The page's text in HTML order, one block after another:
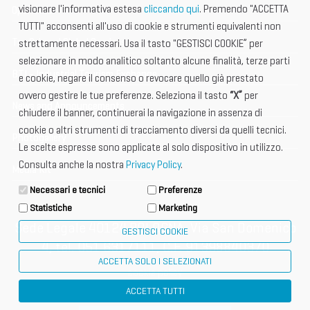
Open Hub
Tax & Legal Global Services
BTI - Industrial Tourism Exchange
News and Announcements
Photogallery
Media Kit
Sede Legale 40124 BOLOGNA, Via San Domenico
4, tel. 051 6317111, C.F. 91398840370
cookie policy
visionare l'informativa estesa cliccando qui. Premendo "ACCETTA
TUTTI" acconsenti all'uso di cookie e strumenti equivalenti non
strettamente necessari. Usa il tasto "GESTISCI COOKIE” per
selezionare in modo analitico soltanto alcune finalità, terze parti
e cookie, negare il consenso o revocare quello già prestato
ovvero gestire le tue preferenze. Seleziona il tasto “X” per
chiudere il banner, continuerai la navigazione in assenza di
cookie o altri strumenti di tracciamento diversi da quelli tecnici.
Le scelte espresse sono applicate al solo dispositivo in utilizzo.
Consulta anche la nostra Privacy Policy.
Necessari e tecnici
Preferenze
Statistiche
Marketing
GESTISCI COOKIE
ACCETTA SOLO I SELEZIONATI
ACCETTA TUTTI